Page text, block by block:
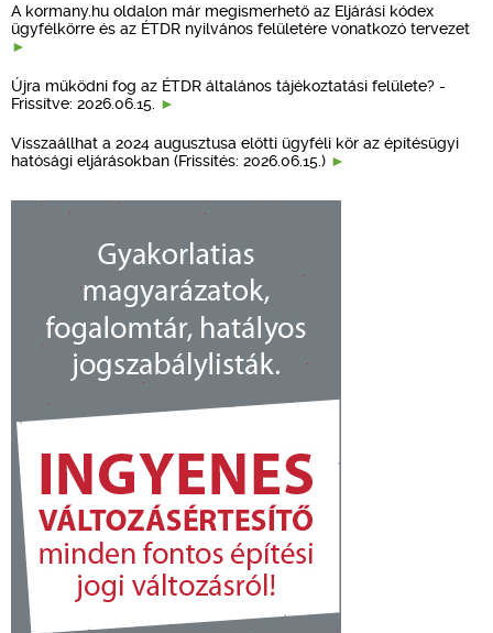
A kormany.hu oldalon már megismerhető az Eljárási kódex
ügyfélkörre és az ÉTDR nyilvános felületére vonatkozó tervezet
Újra működni fog az ÉTDR általános tájékoztatási felülete? -
Frissítve: 2026.06.15.
Visszaállhat a 2024 augusztusa előtti ügyféli kör az építésügyi
hatósági eljárásokban (Frissítés: 2026.06.15.)